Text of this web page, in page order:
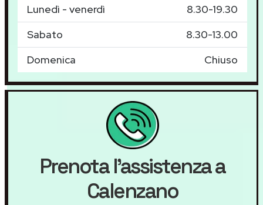
Lunedì - venerdì
8.30-19.30
Sabato
8.30-13.00
Domenica
Chiuso
Prenota l'assistenza a
Calenzano